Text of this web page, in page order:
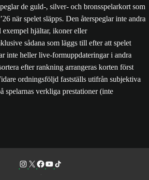
de guld-, silver- och bronsspelarkort som
när spelet släpps. Den återspeglar inte andra
hjältar, ikoner eller
sådana som läggs till efter att spelet
inte heller live-formuppdateringar i andra
efter rankning arrangeras korten först
ordningsföljd fastställs utifrån subjektiva
spelarnas verkliga prestationer (inte